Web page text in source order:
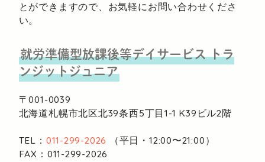
とができますので、お気軽にお問い合わせくださ
い。
就労準備型放課後等デイサービストラ
ンジットジュニア
〒001-0039
北海道札幌市北区北39条西5丁目1-1 K39ビル2階
TEL： 011-299-2026
（平日・12:00〜21:00）
FAX：011-299-2026